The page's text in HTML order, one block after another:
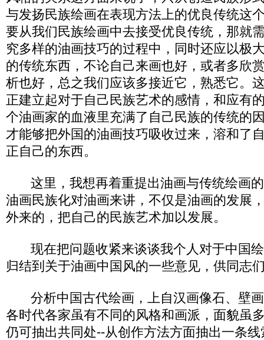
与发扬民族绘画在表现方法上的优良传统这
要从我们民族绘画中去接受优良传统，那就
究多样的油画技巧的过程中，同时还应以极
的传统东西，不论自己来画也好，或者多欣
析也好，总之我们应该多接近它，熟悉它。
正建立起对于自己民族艺术的感情，和应有
个油画家的血液里充满了自己民族的传统的
才能够把外国的油画技巧吸收过来，溶和了
正自己的东西。
这里，我想再着重提出油画与传统绘画的
油画民族化对油画来讲，不仅是油画的发展
外来的，把自己的民族艺术加以发展。
现在把问题收紧来谈谈我个人对于中国绘
归结到关于油画中国风的一些意见，供同志
分析中国古代绘画，上自汉画像石、壁画
各时代各家虽有不同的风格和画派，面貌虽
仍可抽出共同处--从创作方法方面抽出一条